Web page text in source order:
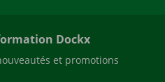
Dockx
et promotions